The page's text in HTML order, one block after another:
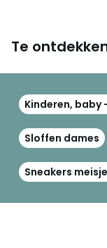
Te
Kinderen, baby
Sloffen dames
Sneakers